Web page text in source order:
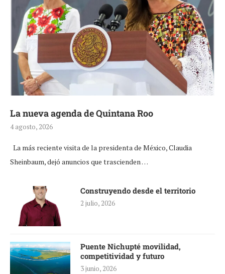
La nueva agenda de Quintana Roo
4 agosto, 2026
La más reciente visita de la presidenta de México, Claudia
Sheinbaum, dejó anuncios que trascienden …
Construyendo desde el territorio
2 julio, 2026
Puente Nichupté movilidad,
competitividad y futuro
3 junio, 2026